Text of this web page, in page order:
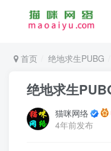
首页 绝地求生PUBG
绝地求生
猫咪网络
4年前发布